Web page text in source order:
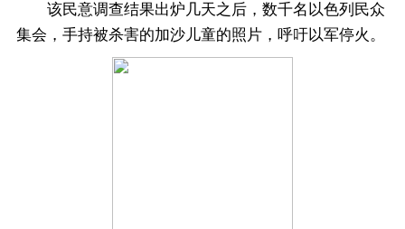
该民意调查结果出炉几天之后，数千名以色列民众
集会，手持被杀害的加沙儿童的照片，呼吁以军停火。